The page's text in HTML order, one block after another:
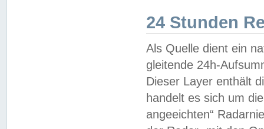
24 Stunden
Als Quelle dient ein
gleitende 24h-
Dieser Layer enthält
handelt es sich um
angeeichten“